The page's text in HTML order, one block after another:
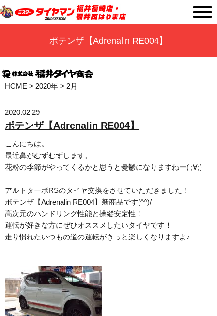
ポテンザ【Adrenalin RE004】
HOME > 2020年 > 2月
2020.02.29
ポテンザ【Adrenalin RE004】
こんにちは。
最近鼻がむずむずします。
花粉の季節がやってくるかと思うと憂鬱になりますねー( ;∀;)
アルトターボRSのタイヤ交換をさせていただきました！
ポテンザ【Adrenalin RE004】新商品です(^^)/
高次元のハンドリング性能と操縦安定性！
運転が好きな方にぜひオススメしたいタイヤです！
走り慣れたいつもの道の運転がきっと楽しくなりますよ♪